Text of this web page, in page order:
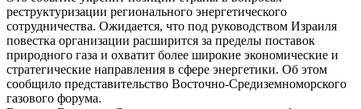
реструктуризации регионального энергетического
сотрудничества. Ожидается, что под руководством Израиля
повестка организации расширится за пределы поставок
природного газа и охватит более широкие экономические и
стратегические направления в сфере энергетики. Об этом
сообщило представительство Восточно-Средиземноморского
газового форума.